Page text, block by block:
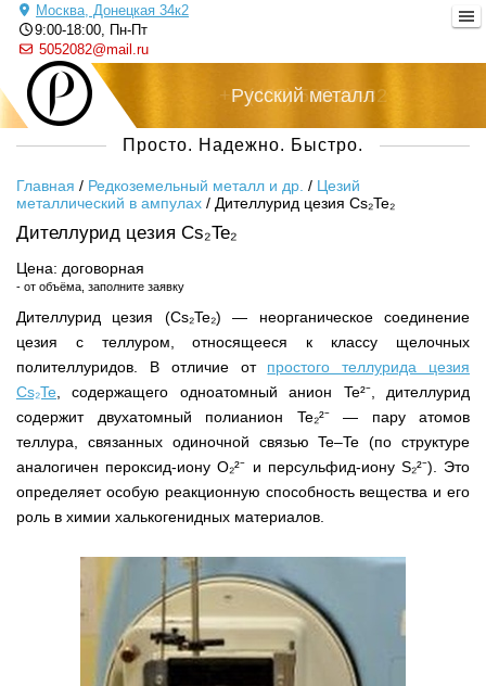
Москва, Донецкая 34к2
9:00-18:00, Пн-Пт
5052082@mail.ru
Русский металл
+7 (495) 505-20-82
Просто. Надежно. Быстро.
Главная / Редкоземельный металл и др. / Цезий
металлический в ампулах / Дителлурид цезия Cs₂Te₂
Дителлурид цезия Cs₂Te₂
Цена: договорная
- от объёма, заполните заявку
Дителлурид цезия (Cs₂Te₂) — неорганическое соединение
цезия с теллуром, относящееся к классу щелочных
полителлуридов. В отличие от простого теллурида цезия
Cs₂Te , содержащего одноатомный анион Te²⁻, дителлурид
содержит двухатомный полианион Te₂²⁻ — пару атомов
теллура, связанных одиночной связью Te–Te (по структуре
аналогичен пероксид-иону O₂²⁻ и персульфид-иону S₂²⁻). Это
определяет особую реакционную способность вещества и его
роль в химии халькогенидных материалов.